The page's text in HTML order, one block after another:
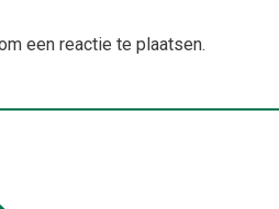
een reactie te plaatsen.